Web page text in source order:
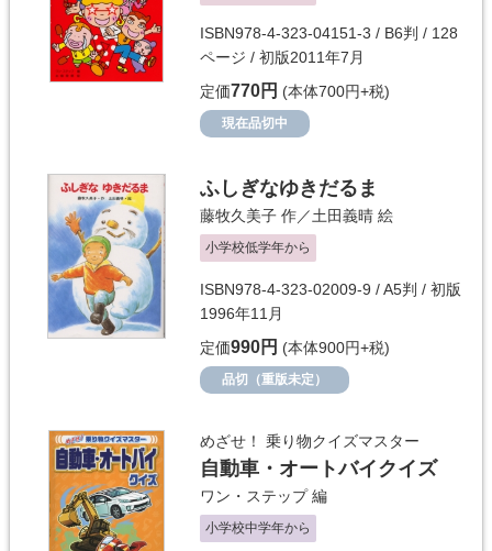
ISBN978-4-323-04151-3 / B6判 / 128
ページ / 初版2011年7月
定価770円 (本体700円+税)
現在品切中
ふしぎなゆきだるま
藤牧久美子 作／土田義晴 絵
小学校低学年から
ISBN978-4-323-02009-9 / A5判 / 初版
1996年11月
定価990円 (本体900円+税)
品切（重版未定）
めざせ！ 乗り物クイズマスター
自動車・オートバイクイズ
ワン・ステップ編
小学校中学年から